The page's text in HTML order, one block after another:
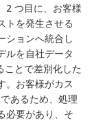
2 つ目に、お客様
トを発生させる
ションへ統合し
ルを自社データ
ことで差別化した
。お客様がカス
あるため、処理
必要があり、そ